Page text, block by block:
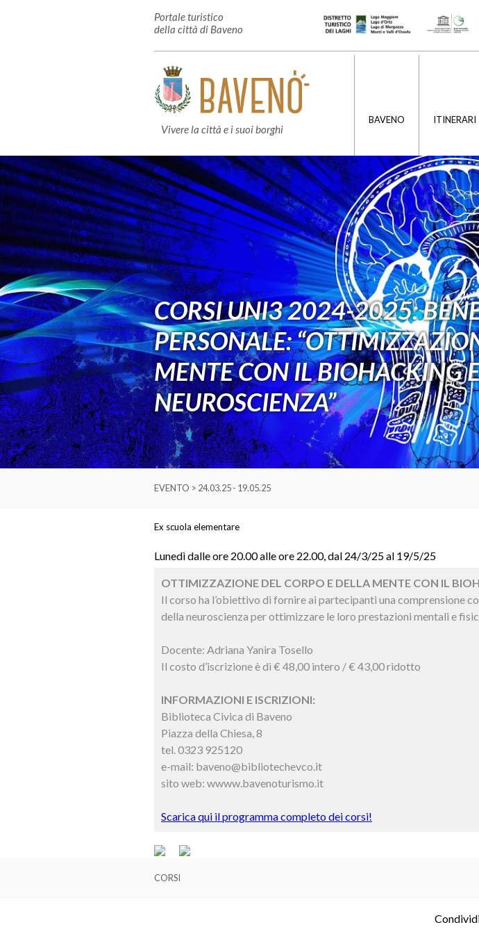
Portale turistico
della città di Baveno
Vivere la città e i suoi borghi
BAVENO ITINERARI
CORSI UNI3 2024-2025:
PERSONALE:
MENTE CON IL BIOHACKING
NEUROSCIENZA”
EVENTO > 24.03.25 - 19.05.25
Ex scuola elementare
Lunedì dalle ore 20.00 alle ore 22.00, dal 24/3/25 al 19/5/25
OTTIMIZZAZIONE DEL CORPO E DELLA MENTE CON IL
Il corso ha l’obiettivo di fornire ai partecipanti una comprensione
della neuroscienza per ottimizzare le loro prestazioni mentali e
Docente: Adriana Yanira Tosello
Il costo d’iscrizione è di € 48,00 intero / € 43,00 ridotto
INFORMAZIONI E ISCRIZIONI:
Biblioteca Civica di Baveno
Piazza della Chiesa, 8
tel. 0323 925120
e-mail: baveno@bibliotechevco.it
sito web: wwww.bavenoturismo.it
Scarica qui il programma completo dei corsi!
CORSI